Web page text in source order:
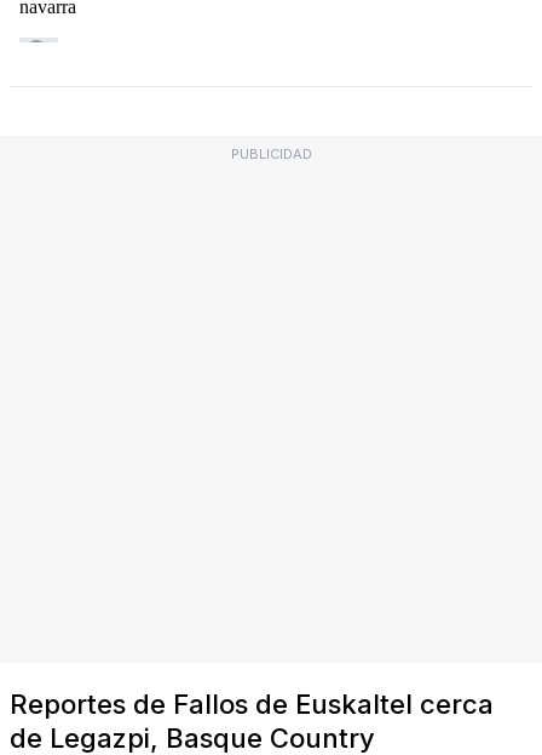
PUBLICIDAD
Reportes de Fallos de Euskaltel cerca
de Legazpi, Basque Country